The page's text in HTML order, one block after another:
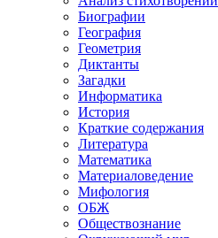
Биографии
География
Геометрия
Диктанты
Загадки
Информатика
История
Краткие содержания
Литература
Математика
Материаловедение
Мифология
ОБЖ
Обществознание